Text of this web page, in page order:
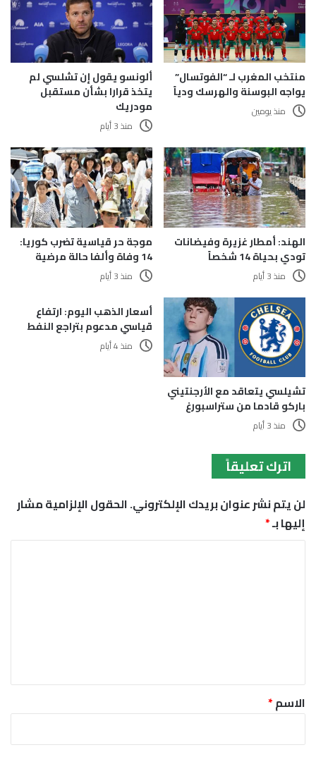
منتخب المغرب لـ “الفوتسال”
يواجه البوسنة والهرسك ودياً
منذ يومين
ألونسو يقول إن تشلسي لم
يتخذ قرارا بشأن مستقبل
مودريك
منذ 3 أيام
الهند: أمطار غزيرة وفيضانات
تودي بحياة 14 شخصاً
منذ 3 أيام
موجة حر قياسية تضرب كوريا:
14 وفاة وألفا حالة مرضية
منذ 3 أيام
تشيلسي يتعاقد مع الأرجنتيني
باركو قادما من ستراسبورغ
منذ 3 أيام
أسعار الذهب اليوم: ارتفاع
قياسي مدعوم بتراجع النفط
منذ 4 أيام
اترك تعليقاً
لن يتم نشر عنوان بريدك الإلكتروني.الحقول الإلزامية مشار
إليها بـ*
*
الاسم*